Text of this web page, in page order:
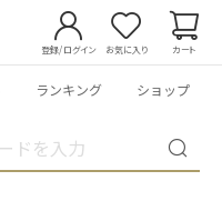
登録/ログイン お気に入り カート
ランキング ショップ